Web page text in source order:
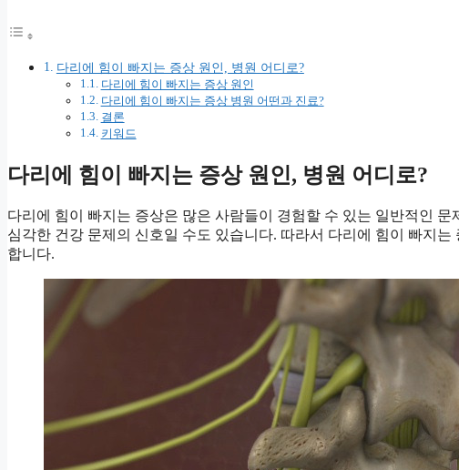
다리에 힘이 빠지는 증상 원인, 병원 어디로?
다리에 힘이 빠지는 증상 원인
다리에 힘이 빠지는 증상 병원 어떤과 진료?
결론
키워드
다리에 힘이 빠지는 증상 원인, 병원 어디로?
다리에 힘이 빠지는 증상은 많은 사람들이 경험할 수 있는 일반적인
심각한 건강 문제의 신호일 수도 있습니다. 따라서 다리에 힘이 빠지
합니다.